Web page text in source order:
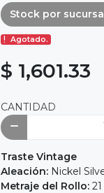
Stock por
Agotado.
$ 1,601.33
CANTIDAD
Traste Vintage
Aleación: Nickel
Metraje del Rollo: